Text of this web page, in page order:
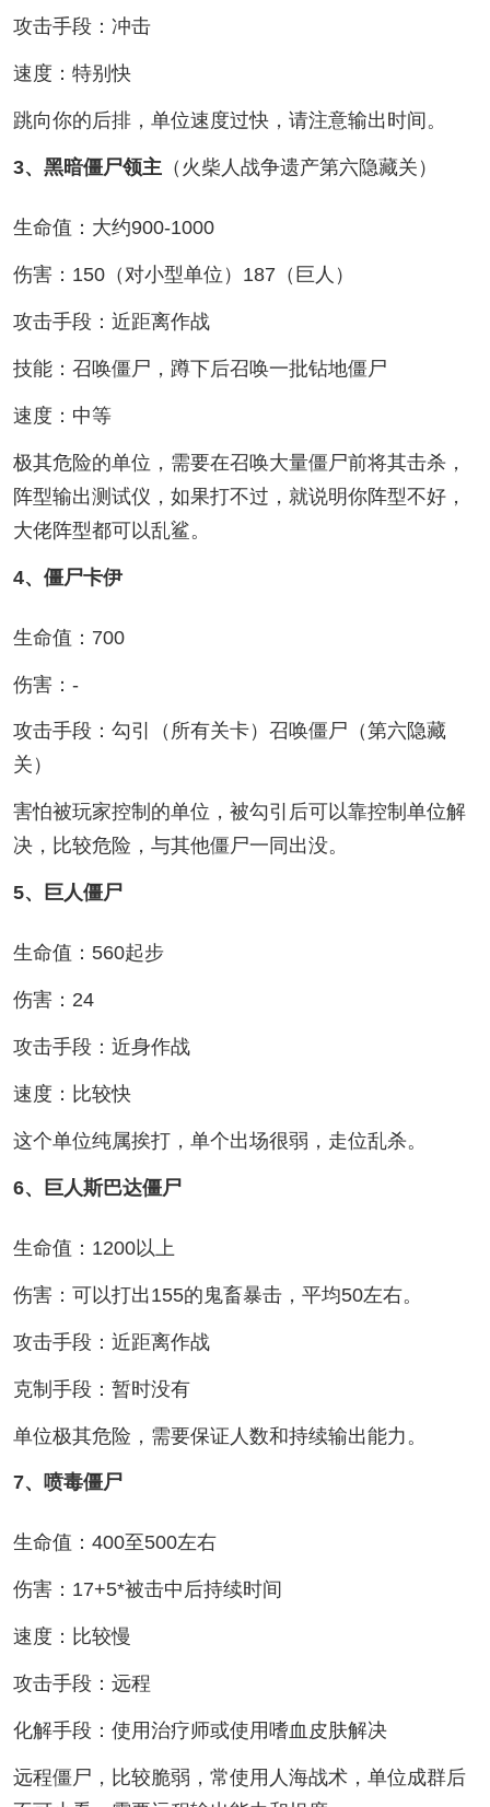
攻击手段：冲击
速度：特别快
跳向你的后排，单位速度过快，请注意输出时间。
3、黑暗僵尸领主（火柴人战争遗产第六隐藏关）
生命值：大约900-1000
伤害：150（对小型单位）187（巨人）
攻击手段：近距离作战
技能：召唤僵尸，蹲下后召唤一批钻地僵尸
速度：中等
极其危险的单位，需要在召唤大量僵尸前将其击杀，
阵型输出测试仪，如果打不过，就说明你阵型不好，
大佬阵型都可以乱鲨。
4、僵尸卡伊
生命值：700
伤害：-
攻击手段：勾引（所有关卡）召唤僵尸（第六隐藏
关）
害怕被玩家控制的单位，被勾引后可以靠控制单位解
决，比较危险，与其他僵尸一同出没。
5、巨人僵尸
生命值：560起步
伤害：24
攻击手段：近身作战
速度：比较快
这个单位纯属挨打，单个出场很弱，走位乱杀。
6、巨人斯巴达僵尸
生命值：1200以上
伤害：可以打出155的鬼畜暴击，平均50左右。
攻击手段：近距离作战
克制手段：暂时没有
单位极其危险，需要保证人数和持续输出能力。
7、喷毒僵尸
生命值：400至500左右
伤害：17+5*被击中后持续时间
速度：比较慢
攻击手段：远程
化解手段：使用治疗师或使用嗜血皮肤解决
远程僵尸，比较脆弱，常使用人海战术，单位成群后